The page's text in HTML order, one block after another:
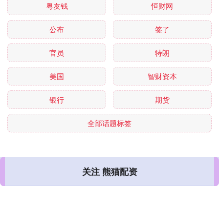
粤友钱 恒财网
公布 签了
官员 特朗
美国 智财资本
银行 期货
全部话题标签
关注 熊猫配资